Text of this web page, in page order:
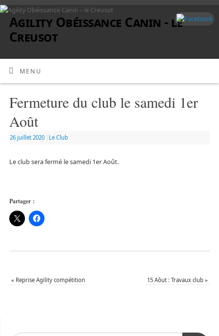
Agility Obéissance Canin - le
Creusot
MENU
Fermeture du club le samedi 1er
Août
26 juillet 2020 Le Club
Le club sera fermé le samedi 1er Août.
Partager :
« Reprise Agility compétition 15 Aôut : Travaux club»